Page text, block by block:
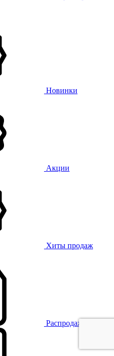
Новинки
Акции
Хиты продаж
Распродажа